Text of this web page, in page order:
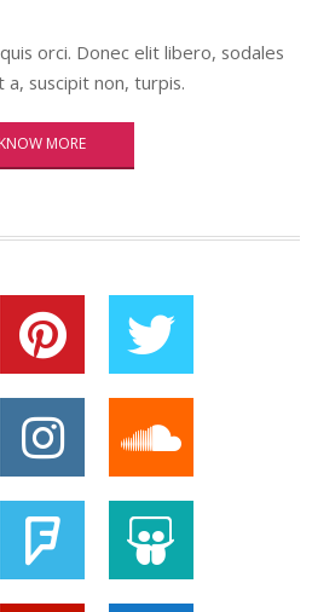
orci. Donec elit libero, sodales
a, suscipit non, turpis.
KNOW MORE